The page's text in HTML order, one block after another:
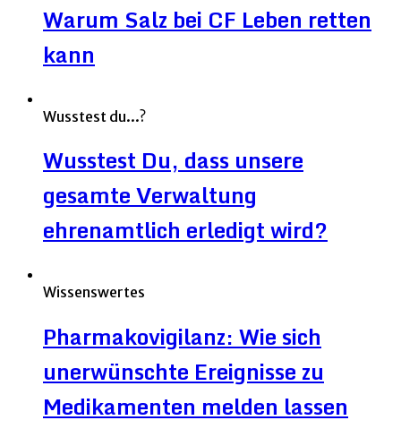
Warum Salz bei CF Leben retten
kann
Wusstest du...?
Wusstest Du, dass unsere
gesamte Verwaltung
ehrenamtlich erledigt wird?
Wissenswertes
Pharmakovigilanz: Wie sich
unerwünschte Ereignisse zu
Medikamenten melden lassen